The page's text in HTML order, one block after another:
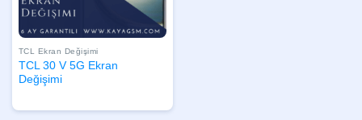
TCL Ekran Değişimi
TCL 30 V 5G Ekran
Değişimi